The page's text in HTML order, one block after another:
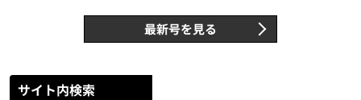
最新号を見る
サイト内検索